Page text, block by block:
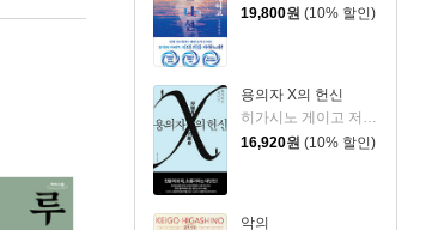
19,800원 (10% 할인)
용의자 X의 헌신
히가시노 게이고 저/양억관 역
16,920원 (10% 할인)
악의